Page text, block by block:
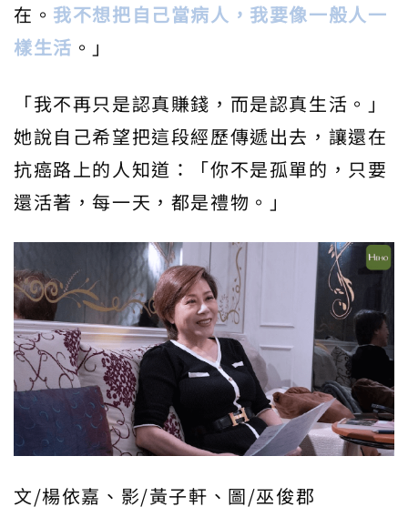
在。 我不想把自己當病人，我要像一般人一
樣生活 。」
「我不再只是認真賺錢，而是認真生活。」
她說自己希望把這段經歷傳遞出去，讓還在
抗癌路上的人知道：「你不是孤單的，只要
還活著，每一天，都是禮物。」
文/楊依嘉、影/黃子軒、圖/巫俊郡